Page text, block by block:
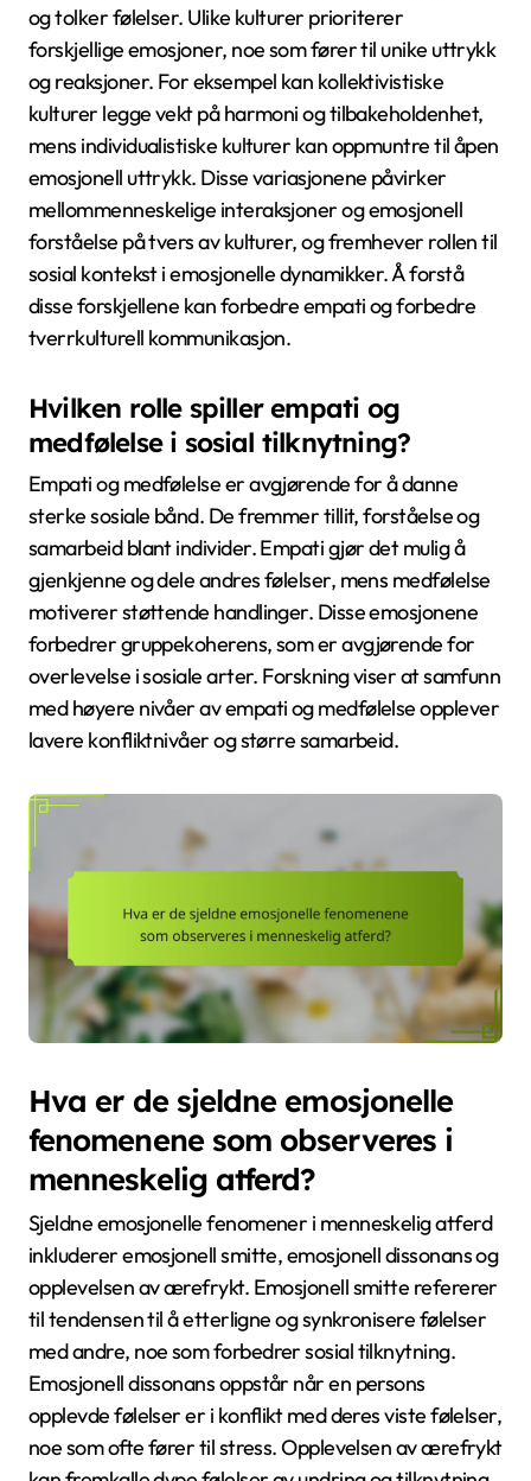
og tolker følelser. Ulike kulturer prioriterer
forskjellige emosjoner, noe som fører til unike uttrykk
og reaksjoner. For eksempel kan kollektivistiske
kulturer legge vekt på harmoni og tilbakeholdenhet,
mens individualistiske kulturer kan oppmuntre til åpen
emosjonell uttrykk. Disse variasjonene påvirker
mellommenneskelige interaksjoner og emosjonell
forståelse på tvers av kulturer, og fremhever rollen til
sosial kontekst i emosjonelle dynamikker. Å forstå
disse forskjellene kan forbedre empati og forbedre
tverrkulturell kommunikasjon.
Hvilken rolle spiller empati og
medfølelse i sosial tilknytning?
Empati og medfølelse er avgjørende for å danne
sterke sosiale bånd. De fremmer tillit, forståelse og
samarbeid blant individer. Empati gjør det mulig å
gjenkjenne og dele andres følelser, mens medfølelse
motiverer støttende handlinger. Disse emosjonene
forbedrer gruppekoherens, som er avgjørende for
overlevelse i sosiale arter. Forskning viser at samfunn
med høyere nivåer av empati og medfølelse opplever
lavere konfliktnivåer og større samarbeid.
Hva er de sjeldne emosjonelle
fenomenene som observeres i
menneskelig atferd?
Sjeldne emosjonelle fenomener i menneskelig atferd
inkluderer emosjonell smitte, emosjonell dissonans og
opplevelsen av ærefrykt. Emosjonell smitte refererer
til tendensen til å etterligne og synkronisere følelser
med andre, noe som forbedrer sosial tilknytning.
Emosjonell dissonans oppstår når en persons
opplevde følelser er i konflikt med deres viste følelser,
noe som ofte fører til stress. Opplevelsen av ærefrykt